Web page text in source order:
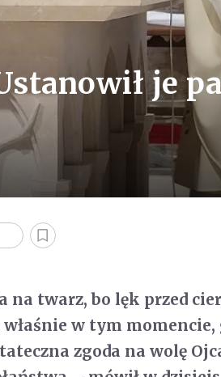
je
na twarz, bo lęk przed
właśnie w tym
zgoda na wolę